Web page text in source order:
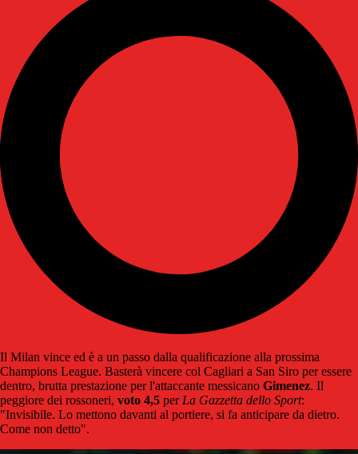
Il Milan vince ed è a un passo dalla qualificazione alla prossima
Champions League. Basterà vincere col Cagliari a San Siro per essere
dentro, brutta prestazione per l'attaccante messicano Gimenez. Il
peggiore dei rossoneri, voto 4,5 per La Gazzetta dello Sport:
"Invisibile. Lo mettono davanti al portiere, si fa anticipare da dietro.
Come non detto".